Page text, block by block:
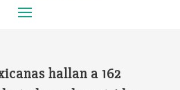
hallan a 162